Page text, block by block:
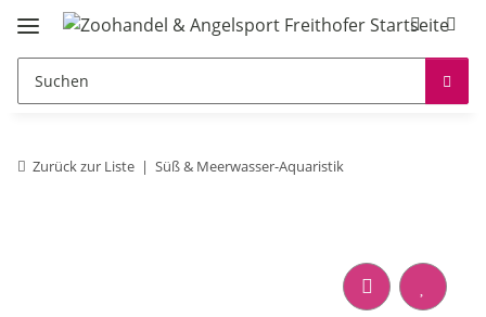
Zurück zur Liste Süß & Meerwasser-Aquaristik